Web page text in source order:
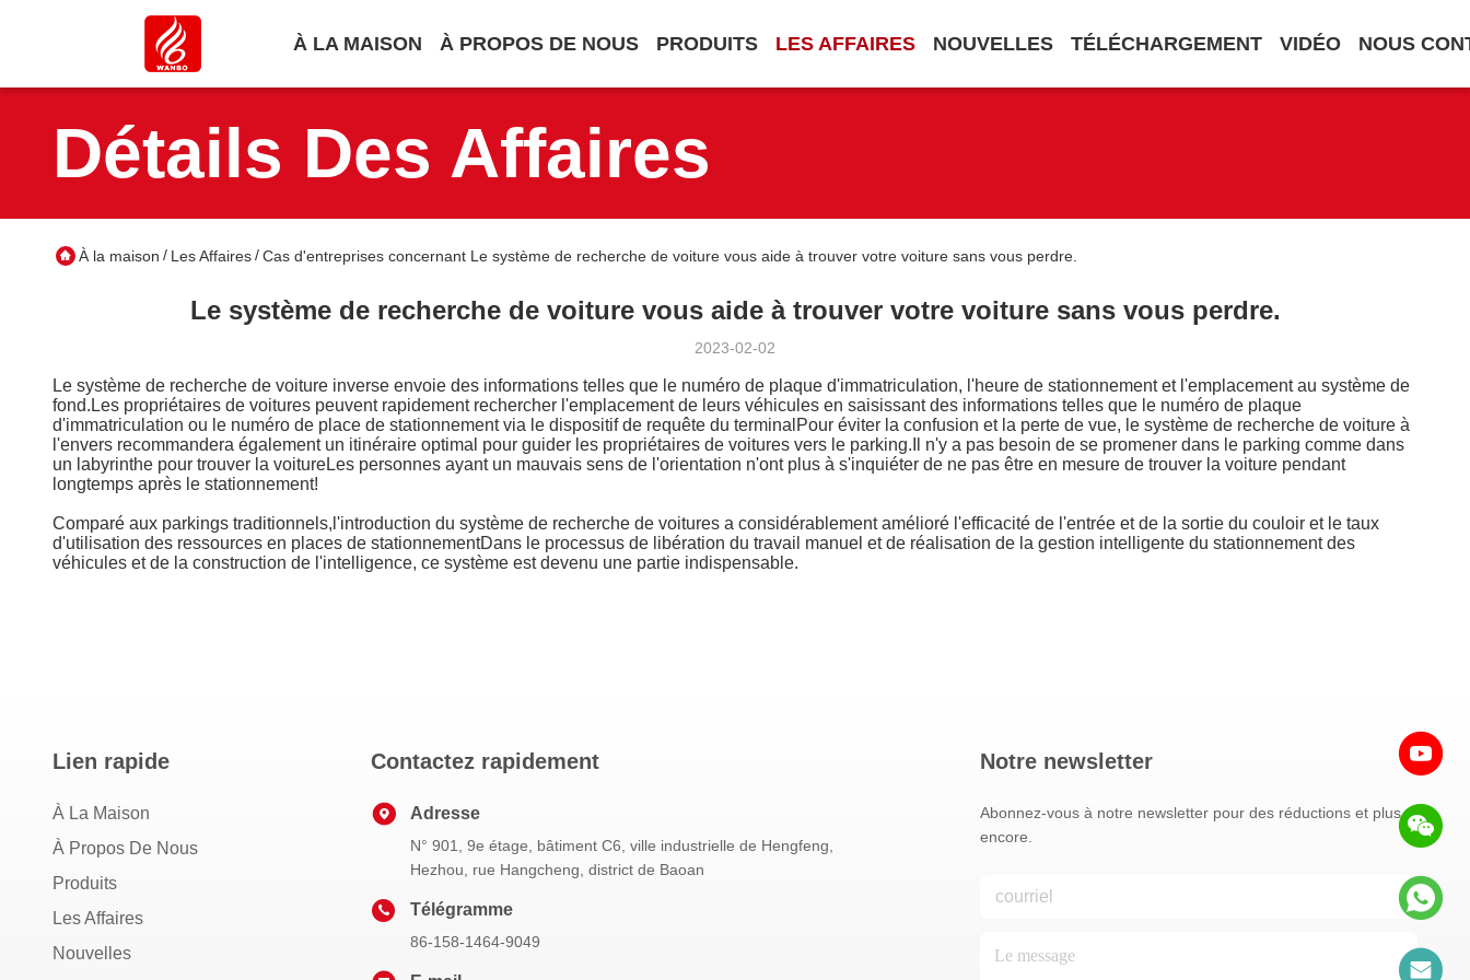
À LA MAISON À PROPOS DE NOUS PRODUITS LES AFFAIRES NOUVELLES TÉLÉCHARGEMENT VIDÉO NOUS
Détails Des Affaires
À la maison / Les Affaires/Cas d'entreprises concernant Le système de recherche de voiture vous aide à trouver votre voiture sans vous perdre.
Le système de recherche de voiture vous aide à trouver votre voiture sans vous perdre.
2023-02-02
Le système de recherche de voiture inverse envoie des informations telles que le numéro de plaque d'immatriculation, l'heure de stationnement et l'emplacement au système de
fond.Les propriétaires de voitures peuvent rapidement rechercher l'emplacement de leurs véhicules en saisissant des informations telles que le numéro de plaque
d'immatriculation ou le numéro de place de stationnement via le dispositif de requête du terminalPour éviter la confusion et la perte de vue, le système de recherche de voiture à
l'envers recommandera également un itinéraire optimal pour guider les propriétaires de voitures vers le parking.Il n'y a pas besoin de se promener dans le parking comme dans
un labyrinthe pour trouver la voitureLes personnes ayant un mauvais sens de l'orientation n'ont plus à s'inquiéter de ne pas être en mesure de trouver la voiture pendant
longtemps après le stationnement!
Comparé aux parkings traditionnels,l'introduction du système de recherche de voitures a considérablement amélioré l'efficacité de l'entrée et de la sortie du couloir et le taux
d'utilisation des ressources en places de stationnementDans le processus de libération du travail manuel et de réalisation de la gestion intelligente du stationnement des
véhicules et de la construction de l'intelligence, ce système est devenu une partie indispensable.
Lien rapide
À La Maison
À Propos De Nous
Produits
Les Affaires
Nouvelles
Contactez rapidement
Adresse
N° 901, 9e étage, bâtiment C6, ville industrielle de Hengfeng,
Hezhou, rue Hangcheng, district de Baoan
Télégramme
86-158-1464-9049
Notre newsletter
Abonnez-vous à notre newsletter pour des réductions et plus
encore.